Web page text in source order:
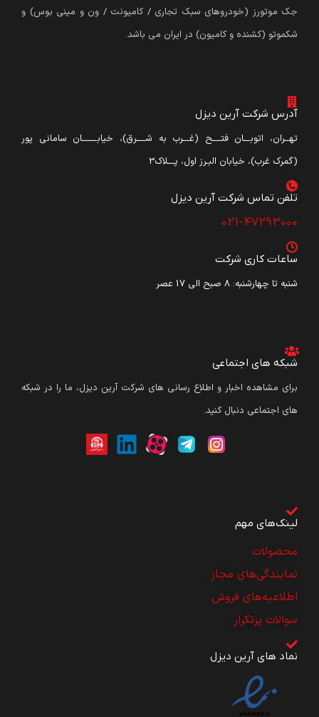
جک موتورز (خودروهای سبک تجاری / کامیونت / ون و مینی بوس) و
شکموتو (کشنده و کامیون) در ایران می باشد.
آدرس شرکت آرین دیزل
تهــران، اتوبـــان فتــــح (غـــرب به شــــرق)، خیابـــــــان سامانی پور
(گمرک غرب)، خیابان البـرز اول، پـــلاک3
تلفن تماس شرکت آرین دیزل​
021-47293000
ساعات کاری شرکت
شنبه تا چهارشنبه: ۸ صبح الی 17 عصر
شبکه های اجتماعی
برای مشاهده اخبار و اطلاع رسانی های شرکت آرین دیزل، ما را در شبکه
های اجتماعی دنبال کنید.
لینک‌های مهم
محصولات
نمایندگی‌های مجاز
اطلاعیه‌های فروش
سوالات پرتکرار
نماد های آرین دیزل